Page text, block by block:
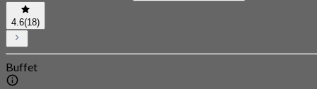
4.6(18)
Buffet